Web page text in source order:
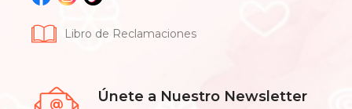
Libro de Reclamaciones
Únete a Nuestro Newsletter